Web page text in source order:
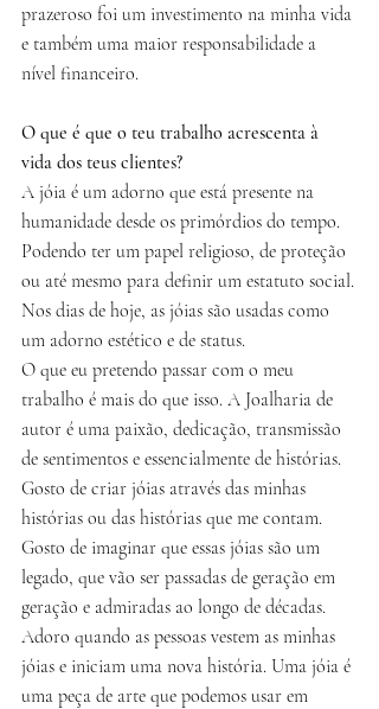
prazeroso foi um investimento na minha vida
e também uma maior responsabilidade a
nível financeiro.
O que é que o teu trabalho acrescenta à
vida dos teus clientes?
A jóia é um adorno que está presente na
humanidade desde os primórdios do tempo.
Podendo ter um papel religioso, de proteção
ou até mesmo para definir um estatuto social.
Nos dias de hoje, as jóias são usadas como
um adorno estético e de status.
O que eu pretendo passar com o meu
trabalho é mais do que isso. A Joalharia de
autor é uma paixão, dedicação, transmissão
de sentimentos e essencialmente de histórias.
Gosto de criar jóias através das minhas
histórias ou das histórias que me contam.
Gosto de imaginar que essas jóias são um
legado, que vão ser passadas de geração em
geração e admiradas ao longo de décadas.
Adoro quando as pessoas vestem as minhas
jóias e iniciam uma nova história. Uma jóia é
uma peça de arte que podemos usar em